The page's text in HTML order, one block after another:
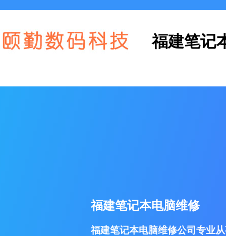
福建笔记
福建笔记本电脑维修
福建笔记本电脑维修公司专业